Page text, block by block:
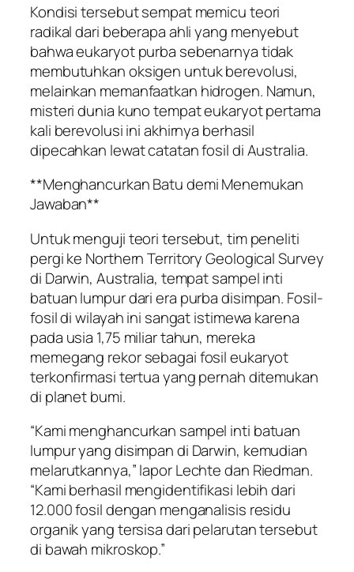
Kondisi tersebut sempat memicu teori
radikal dari beberapa ahli yang menyebut
bahwa eukaryot purba sebenarnya tidak
membutuhkan oksigen untuk berevolusi,
melainkan memanfaatkan hidrogen. Namun,
misteri dunia kuno tempat eukaryot pertama
kali berevolusi ini akhirnya berhasil
dipecahkan lewat catatan fosil di Australia.
**Menghancurkan Batu demi Menemukan
Jawaban**
Untuk menguji teori tersebut, tim peneliti
pergi ke Northern Territory Geological Survey
di Darwin, Australia, tempat sampel inti
batuan lumpur dari era purba disimpan. Fosil-
fosil di wilayah ini sangat istimewa karena
pada usia 1,75 miliar tahun, mereka
memegang rekor sebagai fosil eukaryot
terkonfirmasi tertua yang pernah ditemukan
di planet bumi.
“Kami menghancurkan sampel inti batuan
lumpur yang disimpan di Darwin, kemudian
melarutkannya,” lapor Lechte dan Riedman.
“Kami berhasil mengidentifikasi lebih dari
12.000 fosil dengan menganalisis residu
organik yang tersisa dari pelarutan tersebut
di bawah mikroskop.”